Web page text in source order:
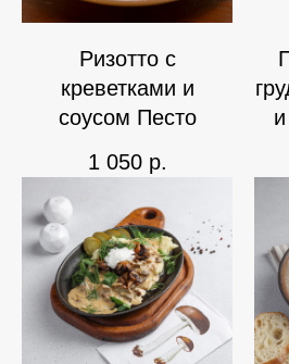
Ризотто с
креветками и
соусом Песто
1 050 р.